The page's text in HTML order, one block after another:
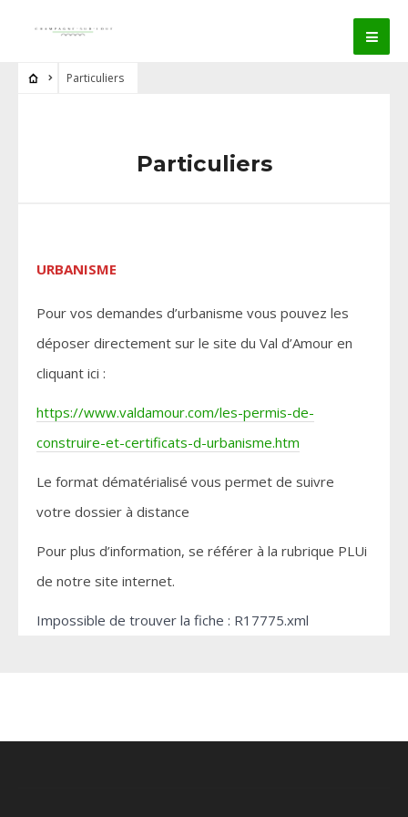
Particuliers
Particuliers
URBANISME
Pour vos demandes d’urbanisme vous pouvez les
déposer directement sur le site du Val d’Amour en
cliquant ici :
https://www.valdamour.com/les-permis-de-
construire-et-certificats-d-urbanisme.htm
Le format dématérialisé vous permet de suivre
votre dossier à distance
Pour plus d’information, se référer à la rubrique PLUi
de notre site internet.
Impossible de trouver la fiche : R17775.xml